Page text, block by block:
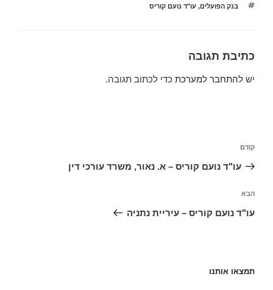
תגיות
בנק הפועלים,עו"ד נועם קוריס
כתיבת תגובה
יש להתחבר למערכת כדי לכתוב תגובה.
הפוסט
הקודם
קודם
עו"ד נועם קוריס – א. נאור, משרד עורכי דין
הפוסט
הבא
הבא
עו"ד נועם קוריס – עיריית נתניה
תמצאו אותנו